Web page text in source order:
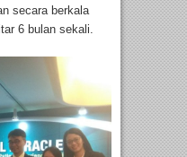
secara berkala
6 bulan sekali.